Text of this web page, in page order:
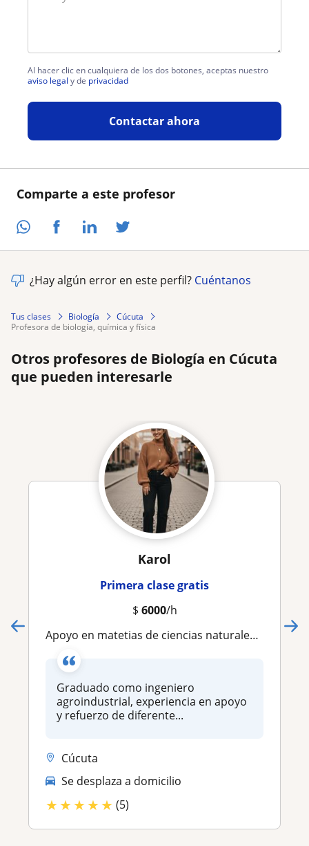
Comparte a este profesor
Al hacer clic en cualquiera de los dos botones, aceptas nuestro
aviso legal y de privacidad
Contactar ahora
¿Hay algún error en este perfil? Cuéntanos
Tus clases Biología
Cúcuta
profesora de biología, química y física
Otros profesores de Biología en Cúcuta
que pueden interesarle
Karol
Primera clase gratis
$ 6000/h
Apoyo en matetias de ciencias naturales, biología, química, educación ambiental y matemáticas
Graduado como ingeniero
agroindustrial, experiencia en apoyo
y refuerzo de diferente...
Cúcuta
Se desplaza a domicilio
★★★★★ (5)